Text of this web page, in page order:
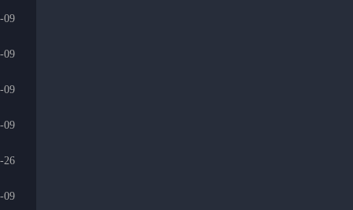
09
09
09
09
26
09